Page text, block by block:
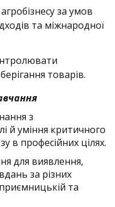
за умов
та міжнародної
товарів.
з
й уміння критичного
в професійних цілях.
для виявлення,
за різних
та